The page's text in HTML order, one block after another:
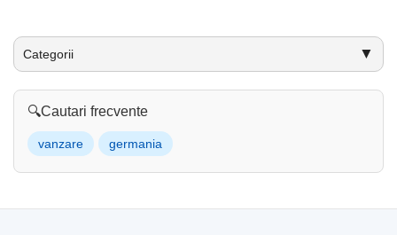
Categorii ▼
🔍Cautari frecvente
vanzare germania